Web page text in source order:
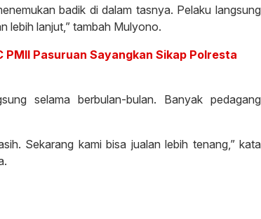
badik di dalam tasnya. Pelaku langsung
lebih lanjut,” tambah Mulyono.
Pasuruan Sayangkan Sikap Polresta
selama berbulan-bulan. Banyak pedagang
Sekarang kami bisa jualan lebih tenang,” kata